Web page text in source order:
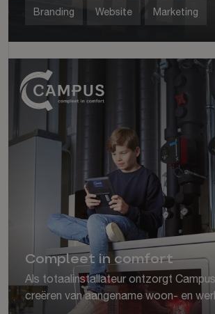
Branding Website Marketing
Compleet in comfort
Als totaalinstallateur ontzorgt
creëren van aangename woon- en